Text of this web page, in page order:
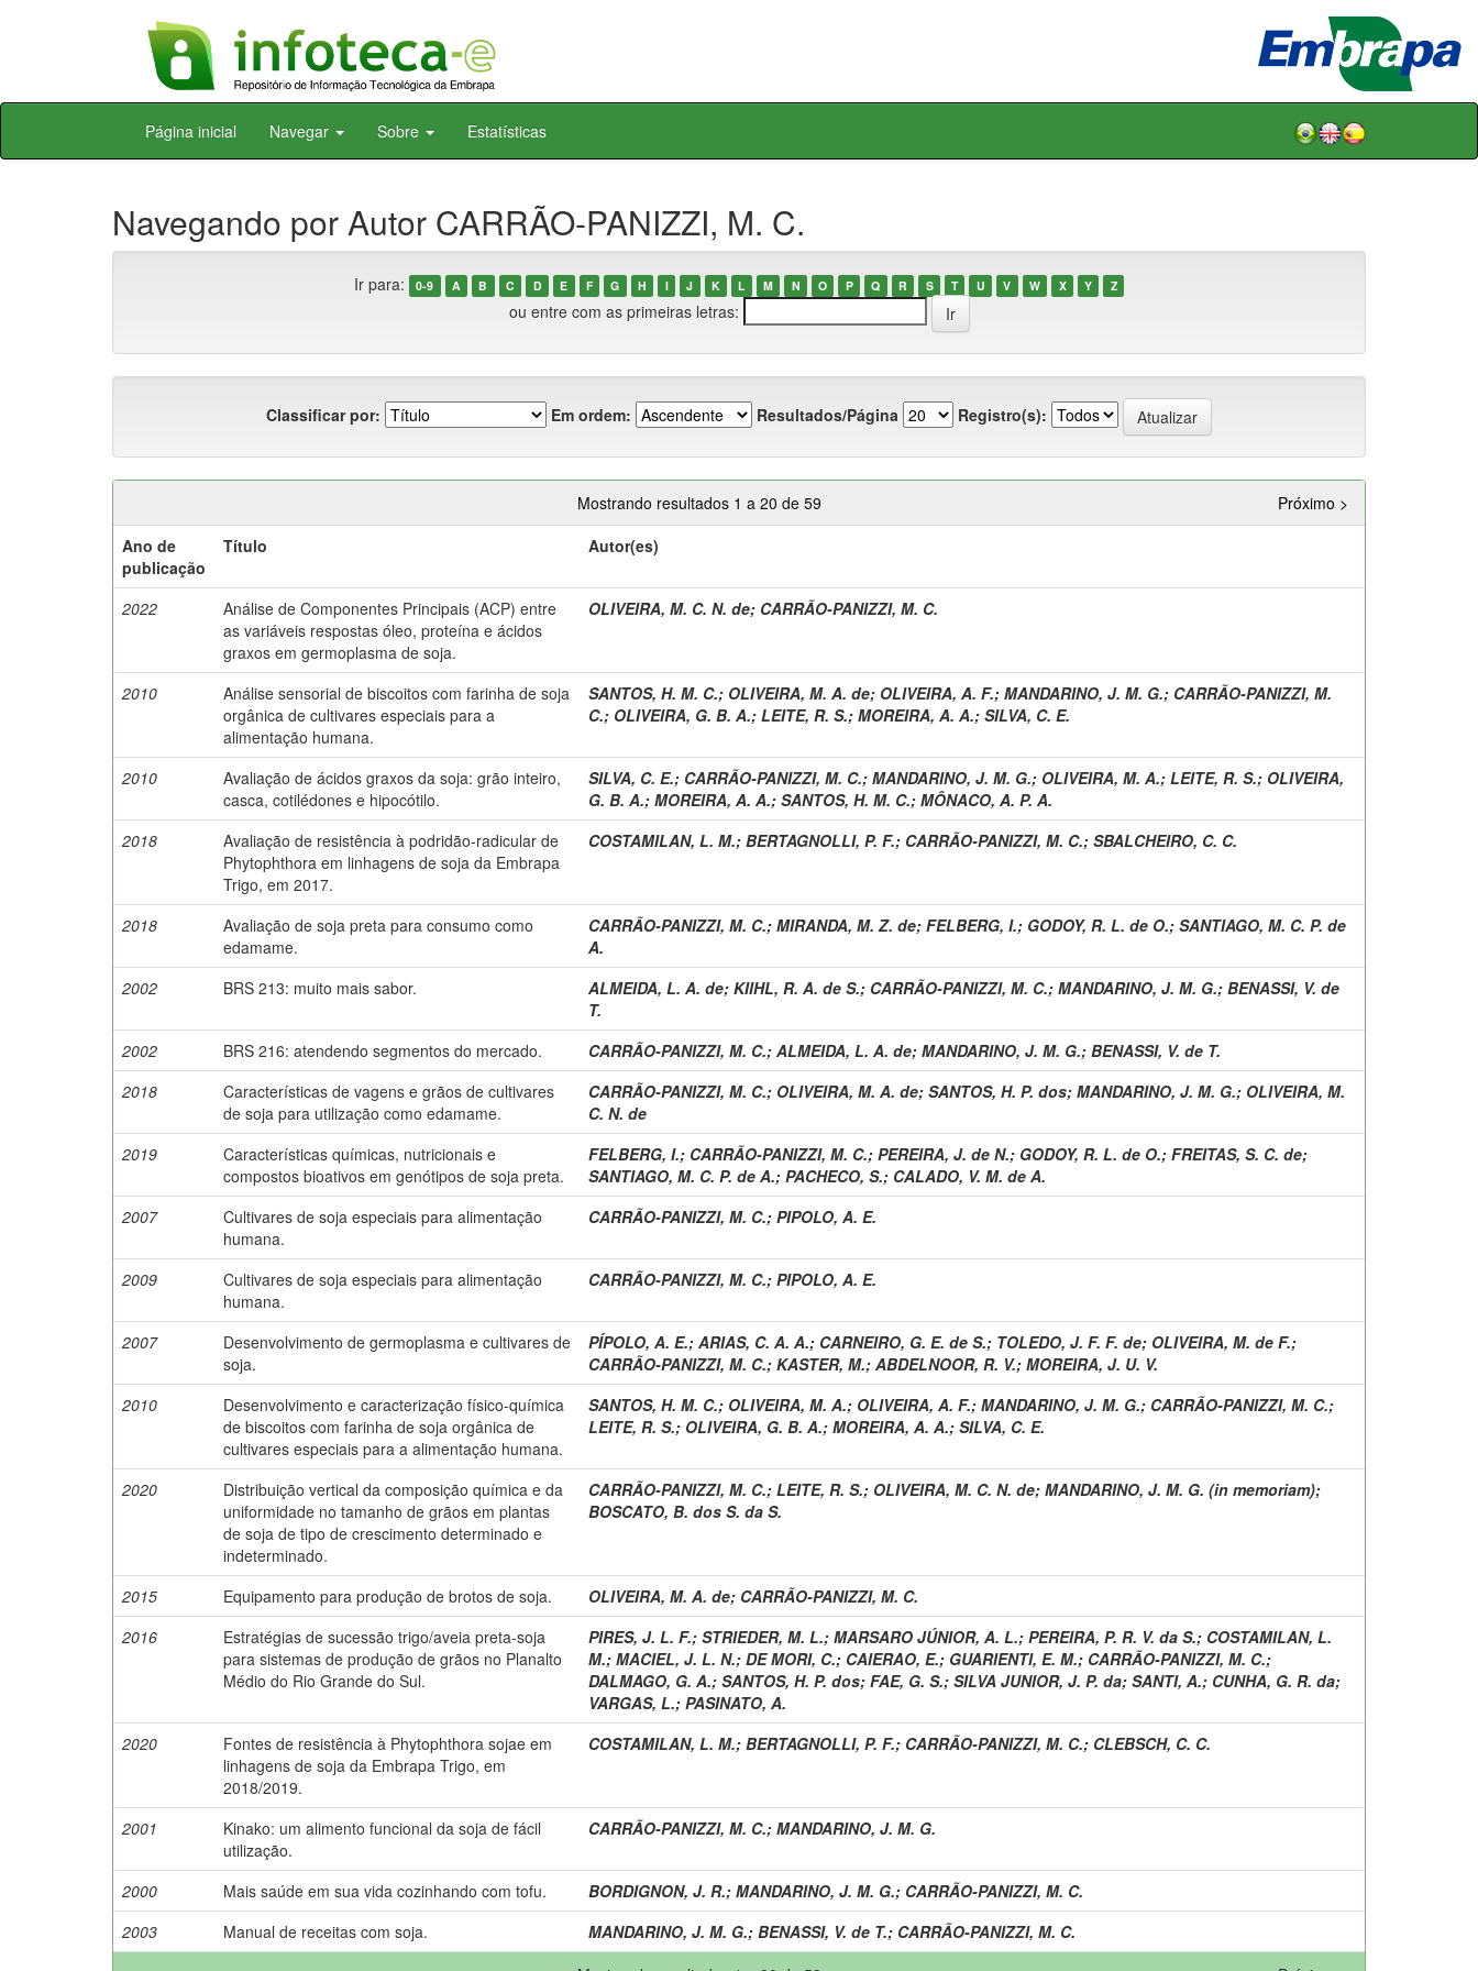
Skip
Página inicial Navegar Sobre Estatísticas
Navegando por Autor CARRÃO-PANIZZI, M. C.
Ir para: 0-9 A B C D E F G H I J K L M N O P Q R S T U V W X Y Z
ou entre com as primeiras letras:
Classificar por: Em ordem: Resultados/Página Registro(s):
Mostrando resultados 1 a 20 de 59
Próximo >
Ano de
publicação
Título Autor(es)
2022
Análise de Componentes Principais (ACP) entre
as variáveis respostas óleo, proteína e ácidos
graxos em germoplasma de soja.
OLIVEIRA, M. C. N. de; CARRÃO-PANIZZI, M. C.
2010
Análise sensorial de biscoitos com farinha de soja
orgânica de cultivares especiais para a
alimentação humana.
SANTOS, H. M. C.; OLIVEIRA, M. A. de; OLIVEIRA, A. F.; MANDARINO, J. M. G.; CARRÃO-PANIZZI, M.
C.; OLIVEIRA, G. B. A.; LEITE, R. S.; MOREIRA, A. A.; SILVA, C. E.
2010
Avaliação de ácidos graxos da soja: grão inteiro,
casca, cotilédones e hipocótilo.
SILVA, C. E.; CARRÃO-PANIZZI, M. C.; MANDARINO, J. M. G.; OLIVEIRA, M. A.; LEITE, R. S.; OLIVEIRA,
G. B. A.; MOREIRA, A. A.; SANTOS, H. M. C.; MÔNACO, A. P. A.
2018
Avaliação de resistência à podridão-radicular de
Phytophthora em linhagens de soja da Embrapa
Trigo, em 2017.
COSTAMILAN, L. M.; BERTAGNOLLI, P. F.; CARRÃO-PANIZZI, M. C.; SBALCHEIRO, C. C.
2018
Avaliação de soja preta para consumo como
edamame.
CARRÃO-PANIZZI, M. C.; MIRANDA, M. Z. de; FELBERG, I.; GODOY, R. L. de O.; SANTIAGO, M. C. P. de
A.
2002
BRS 213: muito mais sabor. ALMEIDA, L. A. de; KIIHL, R. A. de S.; CARRÃO-PANIZZI, M. C.; MANDARINO, J. M. G.; BENASSI, V. de
T.
2002
BRS 216: atendendo segmentos do mercado. CARRÃO-PANIZZI, M. C.; ALMEIDA, L. A. de; MANDARINO, J. M. G.; BENASSI, V. de T.
2018
Características de vagens e grãos de cultivares
de soja para utilização como edamame.
CARRÃO-PANIZZI, M. C.; OLIVEIRA, M. A. de; SANTOS, H. P. dos; MANDARINO, J. M. G.; OLIVEIRA, M.
C. N. de
2019
Características químicas, nutricionais e
compostos bioativos em genótipos de soja preta.
FELBERG, I.; CARRÃO-PANIZZI, M. C.; PEREIRA, J. de N.; GODOY, R. L. de O.; FREITAS, S. C. de;
SANTIAGO, M. C. P. de A.; PACHECO, S.; CALADO, V. M. de A.
2007
Cultivares de soja especiais para alimentação
humana.
CARRÃO-PANIZZI, M. C.; PIPOLO, A. E.
2009
Cultivares de soja especiais para alimentação
humana.
CARRÃO-PANIZZI, M. C.; PIPOLO, A. E.
2007
Desenvolvimento de germoplasma e cultivares de
soja.
PÍPOLO, A. E.; ARIAS, C. A. A.; CARNEIRO, G. E. de S.; TOLEDO, J. F. F. de; OLIVEIRA, M. de F.;
CARRÃO-PANIZZI, M. C.; KASTER, M.; ABDELNOOR, R. V.; MOREIRA, J. U. V.
2010
Desenvolvimento e caracterização físico-química
de biscoitos com farinha de soja orgânica de
cultivares especiais para a alimentação humana.
SANTOS, H. M. C.; OLIVEIRA, M. A.; OLIVEIRA, A. F.; MANDARINO, J. M. G.; CARRÃO-PANIZZI, M. C.;
LEITE, R. S.; OLIVEIRA, G. B. A.; MOREIRA, A. A.; SILVA, C. E.
2020
Distribuição vertical da composição química e da
uniformidade no tamanho de grãos em plantas
de soja de tipo de crescimento determinado e
indeterminado.
CARRÃO-PANIZZI, M. C.; LEITE, R. S.; OLIVEIRA, M. C. N. de; MANDARINO, J. M. G. (in memoriam);
BOSCATO, B. dos S. da S.
2015 Equipamento para produção de brotos de soja. OLIVEIRA, M. A. de; CARRÃO-PANIZZI, M. C.
2016
Estratégias de sucessão trigo/aveia preta-soja
para sistemas de produção de grãos no Planalto
Médio do Rio Grande do Sul.
PIRES, J. L. F.; STRIEDER, M. L.; MARSARO JÚNIOR, A. L.; PEREIRA, P. R. V. da S.; COSTAMILAN, L.
M.; MACIEL, J. L. N.; DE MORI, C.; CAIERAO, E.; GUARIENTI, E. M.; CARRÃO-PANIZZI, M. C.;
DALMAGO, G. A.; SANTOS, H. P. dos; FAE, G. S.; SILVA JUNIOR, J. P. da; SANTI, A.; CUNHA, G. R. da;
VARGAS, L.; PASINATO, A.
2020
Fontes de resistência à Phytophthora sojae em
linhagens de soja da Embrapa Trigo, em
2018/2019.
COSTAMILAN, L. M.; BERTAGNOLLI, P. F.; CARRÃO-PANIZZI, M. C.; CLEBSCH, C. C.
2001
Kinako: um alimento funcional da soja de fácil
utilização.
CARRÃO-PANIZZI, M. C.; MANDARINO, J. M. G.
2000 Mais saúde em sua vida cozinhando com tofu. BORDIGNON, J. R.; MANDARINO, J. M. G.; CARRÃO-PANIZZI, M. C.
2003
Manual de receitas com soja. MANDARINO, J. M. G.; BENASSI, V. de T.; CARRÃO-PANIZZI, M. C.